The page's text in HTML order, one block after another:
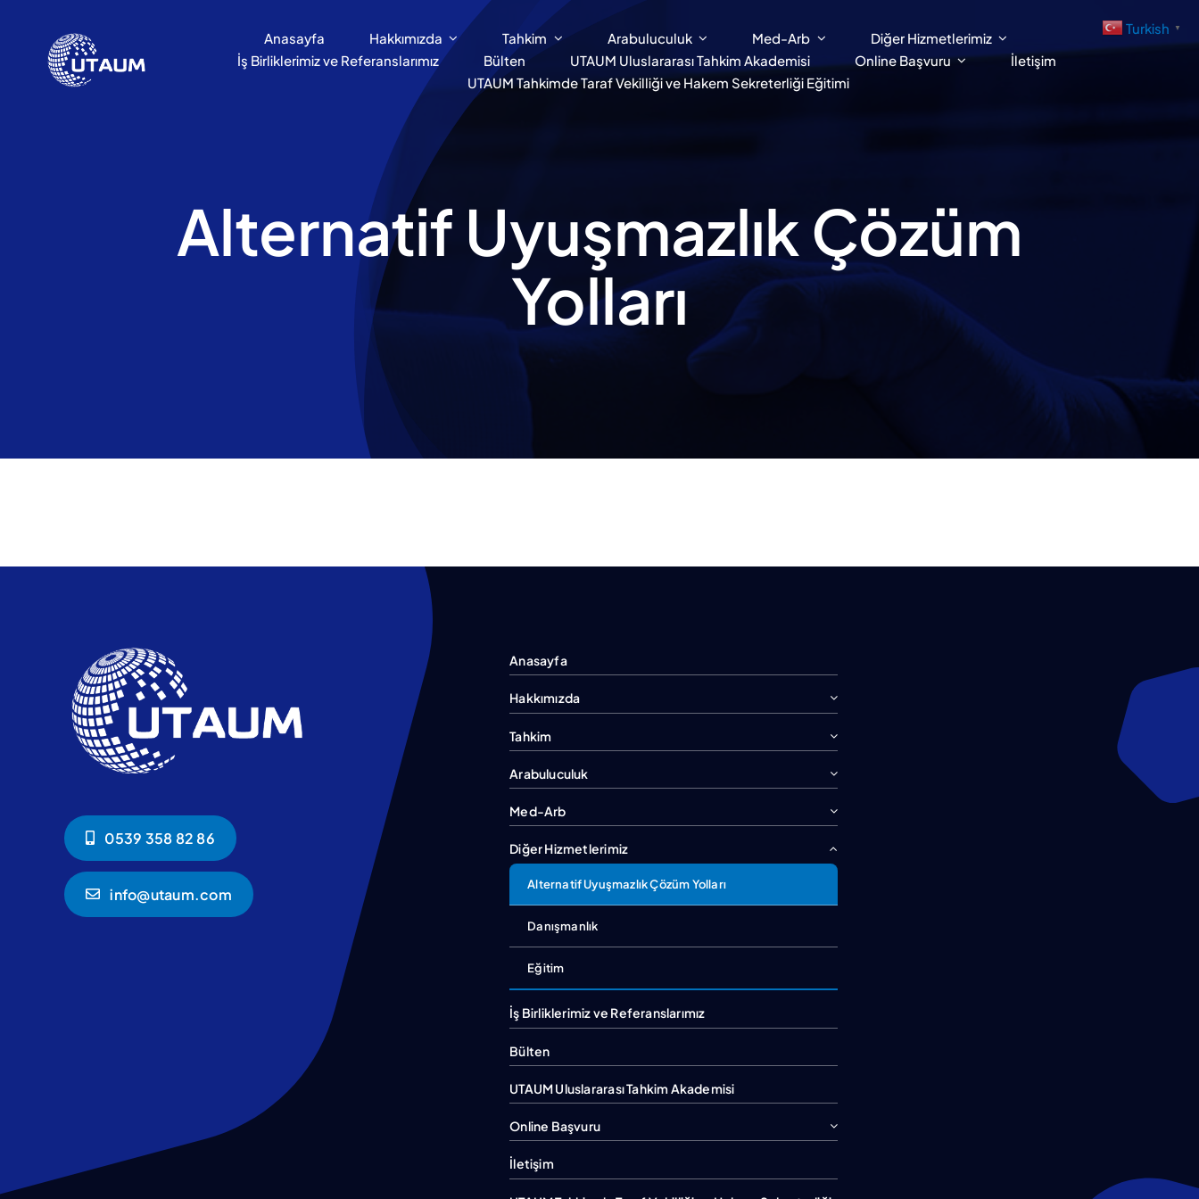
Anasayfa Hakkımızda Tahkim Arabuluculuk Med-Arb
Diğer Hizmetlerimiz
İş Birliklerimiz ve Referanslarımız
Bülten UTAUM Uluslararası Tahkim Akademisi Online Başvuru
İletişim
UTAUM Tahkimde Taraf Vekilliği ve Hakem Sekreterliği Eğitimi
Alternatif Uyuşmazlık Çözüm
Yolları
0539 358 82 86
info@utaum.com
Anasayfa
Hakkımızda
Tahkim
Arabuluculuk
Med-Arb
Diğer Hizmetlerimiz
Alternatif Uyuşmazlık Çözüm Yolları
Danışmanlık
Eğitim
İş Birliklerimiz ve Referanslarımız
Bülten
UTAUM Uluslararası Tahkim Akademisi
Online Başvuru
İletişim
Turkish ▼